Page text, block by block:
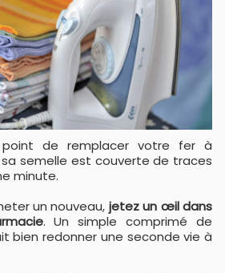
semelle est couverte de traces
minute.
un nouveau, jetez un œil dans
. Un simple comprimé de
bien redonner une seconde vie à